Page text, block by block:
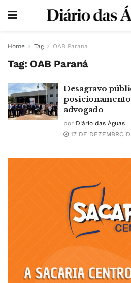
Home Tag OAB Paraná
Tag: OAB Paraná
Desagravo
posicionamento
advogado
por Diário das Águas
17 DE DEZEMBRO